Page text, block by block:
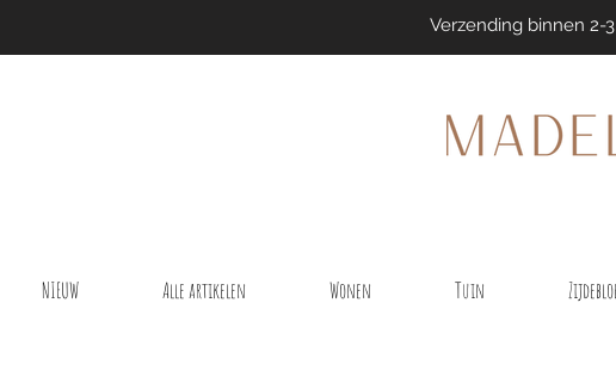
Verzending binnen 2-
NIEUW Alle artikelen Wonen Tuin